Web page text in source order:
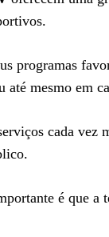
programas
até mesmo em
cada vez
é que